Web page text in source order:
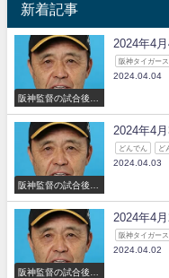
新着記事
阪神監督の試合後の
コメント
2024年4
阪神タイガース
2024.04.04
阪神監督の試合後の
コメント
2024年4
どんでん ど
2024.04.03
阪神監督の試合後の
2024年4
阪神タイガース
2024.04.02